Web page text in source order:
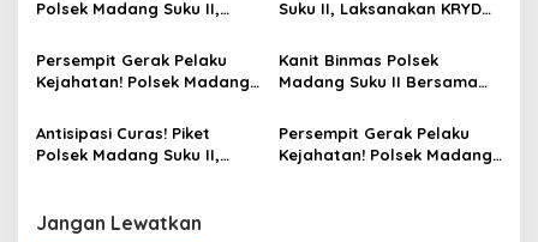
Wilayah Hukum
Polsek Madang Suku II,
Spanduk Larangan
Karhutlah Di Desa Banding
Agung
Suku II, Laksanakan KRYD
Jalan Desa Batumarta VI
Persempit Gerak Pelaku
Kejahatan! Polsek Madang
Hunting Dan Razia
Kendaraan
Kanit Binmas Polsek
Madang Suku II Bersama
Larangan Karhutlah Di PT.
Laskar
Antisipasi Curas! Piket
Polsek Madang Suku II,
Wilayah Hukum
Persempit Gerak Pelaku
Kejahatan! Polsek Madang
Jangan Lewatkan